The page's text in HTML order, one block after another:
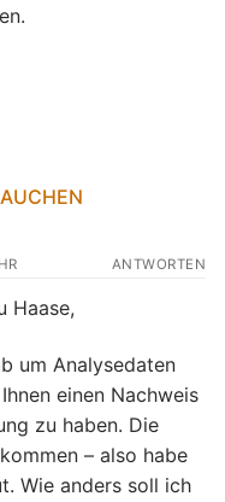
ANTWORTEN
Haase,
um Analysedaten
einen Nachweis
zu haben. Die
– also habe
Wie anders soll ich